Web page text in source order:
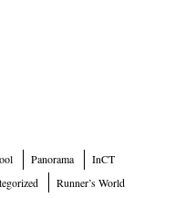
Panorama
InCT
Runner’s World